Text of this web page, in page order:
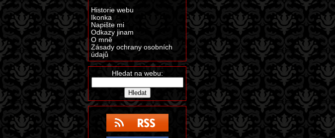
Historie webu
Ikonka
Napište mi
Odkazy jinam
O mně
Zásady ochrany osobních
údajů
Hledat na webu: